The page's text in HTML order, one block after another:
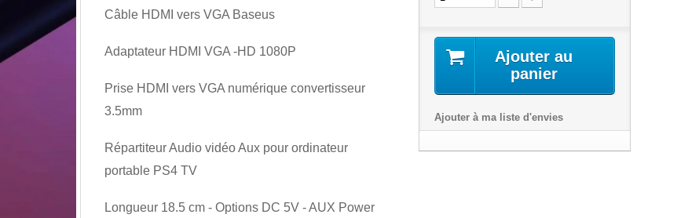
Câble HDMI vers VGA Baseus
Adaptateur HDMI VGA -HD 1080P
Prise HDMI vers VGA numérique convertisseur
3.5mm
Répartiteur Audio vidéo Aux pour ordinateur
portable PS4 TV
Longueur 18.5 cm - Options DC 5V - AUX Power
Ajouter au
panier
Ajouter à ma liste d'envies